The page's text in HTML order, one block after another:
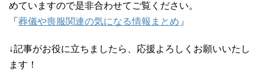
めていますので是非合わせてご覧ください。
「 葬儀や喪服関連の気になる情報まとめ 」
↓記事がお役に立ちましたら、応援よろしくお願いいたし
ます！